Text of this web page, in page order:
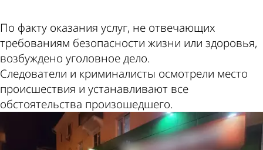
По факту оказания услуг, не отвечающих
требованиям безопасности жизни или здоровья,
возбуждено уголовное дело.
Следователи и криминалисты осмотрели место
происшествия и устанавливают все
обстоятельства произошедшего.